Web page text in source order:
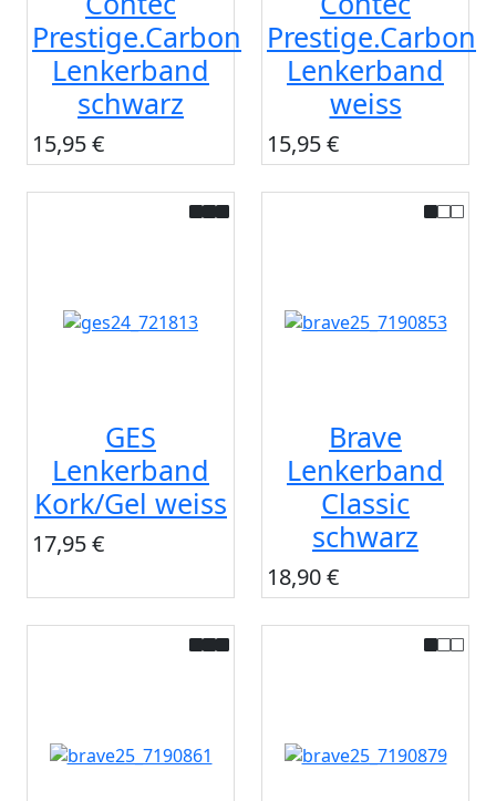
Prestige.Carbon
Lenkerband
schwarz
15,95 €
Prestige.Carbon
Lenkerband
weiss
15,95 €
GES
Lenkerband
Kork/Gel weiss
17,95 €
Brave
Lenkerband
Classic
schwarz
18,90 €